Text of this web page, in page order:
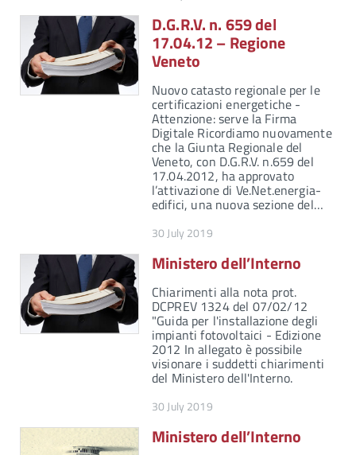
D.G.R.V. n. 659 del
17.04.12 – Regione
Veneto
Nuovo catasto regionale per le
certificazioni energetiche -
Attenzione: serve la Firma
Digitale Ricordiamo nuovamente
che la Giunta Regionale del
Veneto, con D.G.R.V. n.659 del
17.04.2012, ha approvato
l’attivazione di Ve.Net.energia-
edifici, una nuova sezione del…
30 July 2019
Ministero dell’Interno
Chiarimenti alla nota prot.
DCPREV 1324 del 07/02/12
"Guida per l'installazione degli
impianti fotovoltaici - Edizione
2012 In allegato è possibile
visionare i suddetti chiarimenti
del Ministero dell'Interno.
30 July 2019
Ministero dell’Interno